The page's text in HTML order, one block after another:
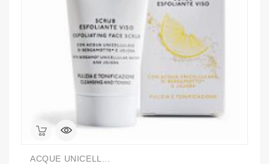
ACQUE UNICELL...